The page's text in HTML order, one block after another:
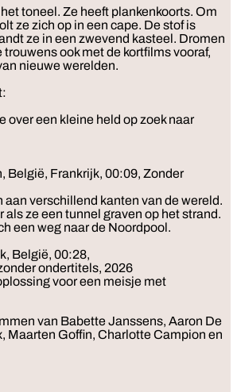
toneel. Ze heeft plankenkoorts. Om
ze zich op in een cape. De stof is
ze in een zwevend kasteel. Dromen
ook met de kortfilms vooraf,
nieuwe werelden.
over een kleine held op zoek naar
België, Frankrijk, 00:09, Zonder
aan verschillend kanten van de wereld.
als ze een tunnel graven op het strand.
een weg naar de Noordpool.
België, 00:28,
ondertitels, 2026
voor een meisje met
van Babette Janssens, Aaron De
Maarten Goffin, Charlotte Campion en